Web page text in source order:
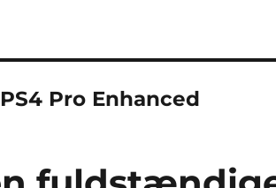
PS4 Pro Enhanced